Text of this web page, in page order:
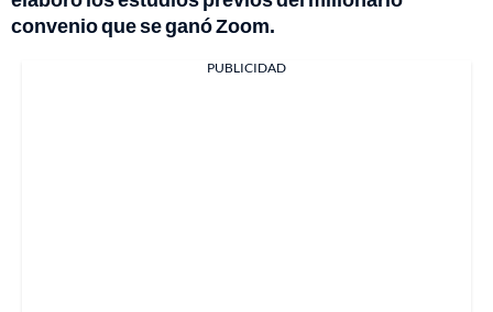
convenio que se ganó Zoom.
PUBLICIDAD